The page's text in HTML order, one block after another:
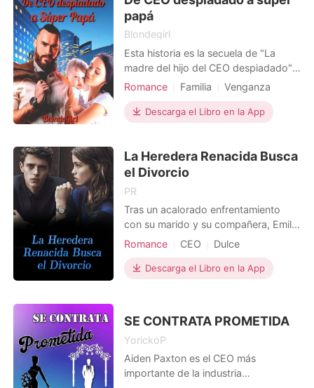
lluvioso.
papá
Blondegirl
Esta historia es la secuela de "La
madre del hijo del CEO despiadado".
En un inicio se narró cómo los
cruzaron una noche de lujuria, noche
en la cual concibieron un bebé para
ella supo la noticia y él no creyó su
palabra. Ángela prom
Romance Familia
Venganza
Embarazo
CEO
Madre soltera
Lujuria/Erótica
Descarga el Libro en la App
La Heredera Renacida Busca
el Divorcio
PR
Tras un acalorado enfrentamiento
con su marido y su compañera, Emilia
fue empujada escaleras abajo. Creía
de nuevo, se dio cuenta de que había
viajado al pasado dos años atrás.
devolvería la gloria a s
Romance CEO Dulce
Descarga el Libro en la App
SE CONTRATA PROMETIDA
YorickoP
Aiden Paxton es el CEO más
importante de la industria